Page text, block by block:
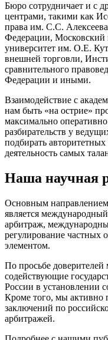
Бюро сотрудничает и с
центрами, такими как
права им. С.С.
Федерации, Московский
университет им. О.Е.
внешней торговли,
сравнительного
Федерации и иными.
Взаимодействие с
нам быть «на острие»
максимально
разбирательств у
подбирать
деятельность самых
Наша научная
Основным
является
арбитраж,
регулирование
элементом.
По просьбе
содействующие
России в установлении
Кроме того, мы
заключений по
арбитражей.